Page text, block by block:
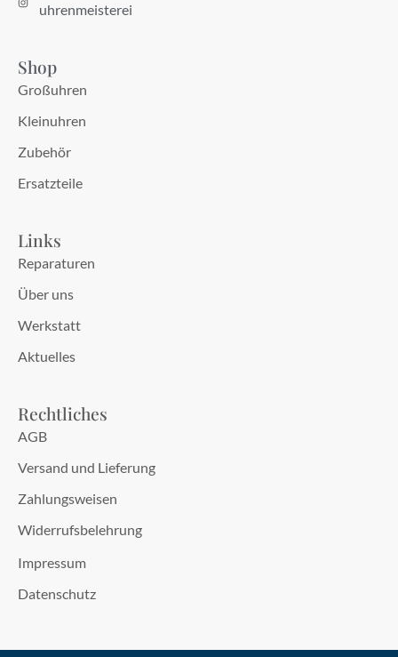
Shop
Großuhren
Kleinuhren
Zubehör
Ersatzteile
Links
Reparaturen
Über uns
Werkstatt
Aktuelles
Rechtliches
AGB
Versand und Lieferung
Zahlungsweisen
Widerrufsbelehrung
Impressum
Datenschutz
uhrenmeisterei